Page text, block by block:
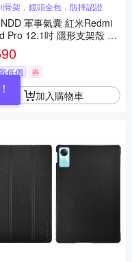
骨架，鏡頭全包，防摔認證
軍事氣囊 紅米Redmi
Pro 12.1吋 隱形支架殼 平
防摔保護套(極簡黑)
低價 券
加入購物車